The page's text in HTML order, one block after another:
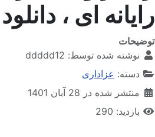
رایانه ای ، دانلود
توضیحات
نوشته شده توسط: ddddd12
دسته: عزاداری
منتشر شده در 28 آبان 1401
بازدید: 290